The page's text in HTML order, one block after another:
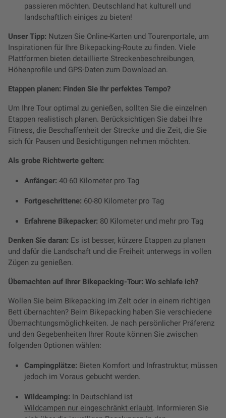
passieren möchten. Deutschland hat kulturell und
landschaftlich einiges zu bieten!
Unser Tipp: Nutzen Sie Online-Karten und Tourenportale, um
Inspirationen für Ihre Bikepacking-Route zu finden. Viele
Plattformen bieten detaillierte Streckenbeschreibungen,
Höhenprofile und GPS-Daten zum Download an.
Etappen planen: Finden Sie Ihr perfektes Tempo?
Um Ihre Tour optimal zu genießen, sollten Sie die einzelnen
Etappen realistisch planen. Berücksichtigen Sie dabei Ihre
Fitness, die Beschaffenheit der Strecke und die Zeit, die Sie
sich für Pausen und Besichtigungen nehmen möchten.
Als grobe Richtwerte gelten:
Anfänger: 40-60 Kilometer pro Tag
Fortgeschrittene: 60-80 Kilometer pro Tag
Erfahrene Bikepacker: 80 Kilometer und mehr pro Tag
Denken Sie daran: Es ist besser, kürzere Etappen zu planen
und dafür die Landschaft und die Freiheit unterwegs in vollen
Zügen zu genießen.
Übernachten auf Ihrer Bikepacking-Tour: Wo schlafe ich?
Wollen Sie beim Bikepacking im Zelt oder in einem richtigen
Bett übernachten? Beim Bikepacking haben Sie verschiedene
Übernachtungsmöglichkeiten. Je nach persönlicher Präferenz
und den Gegebenheiten Ihrer Route können Sie zwischen
folgenden Optionen wählen:
Campingplätze: Bieten Komfort und Infrastruktur, müssen
jedoch im Voraus gebucht werden.
Wildcamping: In Deutschland ist
Wildcampen nur eingeschränkt erlaubt. Informieren Sie